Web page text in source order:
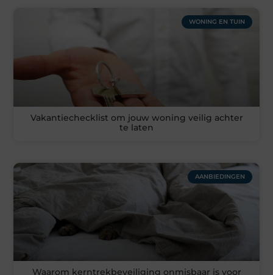
WONING EN TUIN
Vakantiechecklist om jouw woning veilig achter
te laten
AANBIEDINGEN
Waarom kerntrekbeveiliging onmisbaar is voor